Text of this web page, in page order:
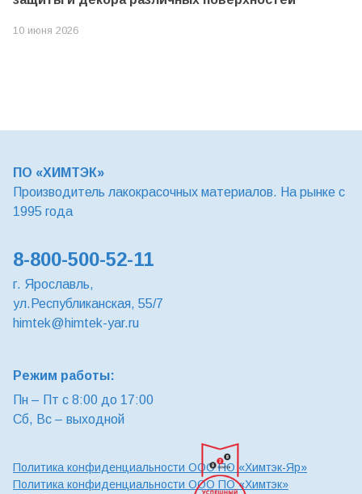
10 июня 2026
ПО «ХИМТЭК»
Производитель лакокрасочных материалов. На рынке с
1995 года
8-800-500-52-11
г. Ярославль,
ул.Республиканская, 55/7
himtek@himtek-yar.ru
Режим работы:
Пн – Пт с 8:00 до 17:00
Сб, Вс – выходной
Политика конфиденциальности ООО ПО «Химтэк-Яр»
Политика конфиденциальности ООО ПО «Химтэк»